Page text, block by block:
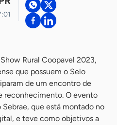
Rural Coopavel 2023,
que possuem o Selo
de um encontro de
reconhecimento. O evento
que está montado no
e teve como objetivos a